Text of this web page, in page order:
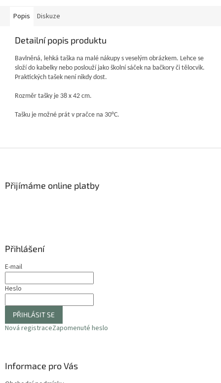
Popis Diskuze
Detailní popis produktu
Bavlněná, lehká taška na malé nákupy s veselým obrázkem. Lehce se
složí do kabelky nebo poslouží jako školní sáček na bačkory či tělocvik.
Praktických tašek není nikdy dost.
Rozměr tašky je 38 x 42 cm.
Tašku je možné prát v pračce na 30°C.
Přijímáme online platby
Přihlášení
E-mail
Heslo
PŘIHLÁSIT SE
Nová registraceZapomenuté heslo
Informace pro Vás